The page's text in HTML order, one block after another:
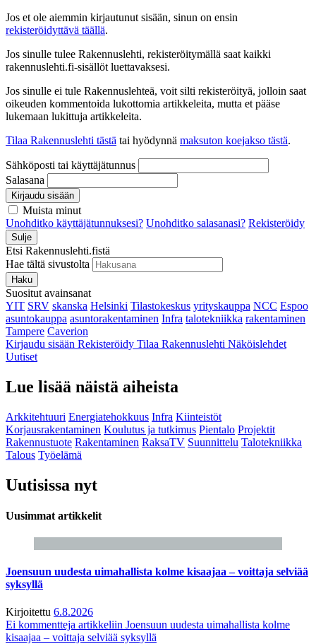
Jos et ole aiemmin kirjautunut sisään, sinun on ensin
rekisteröidyttävä täällä.
Jos sinulle tulee Rakennuslehti, rekisteröitymällä saat kaikki
rakennuslehti.fi-sisällöt luettavaksesi.
Jos sinulle ei tule Rakennuslehteä, voit silti rekisteröityä, jolloin saat
oikeuden kommentoida lukottomia artikkeleita, mutta et pääse
lukemaan lukittuja artikkeleita.
Tilaa Rakennuslehti tästä tai hyödynnä maksuton koejakso tästä.
Sähköposti tai käyttäjätunnus
Salasana
Kirjaudu sisään
Muista minut
Unohditko käyttäjätunnuksesi? Unohditko salasanasi? Rekisteröidy
Sulje
Etsi Rakennuslehti.fistä
Hae tältä sivustolta
Haku
Suositut avainsanat
YIT SRV skanska Helsinki Tilastokeskus yrityskauppa NCC Espoo
asuntokauppa asuntorakentaminen Infra talotekniikka rakentaminen
Tampere Caverion
Kirjaudu sisään Rekisteröidy Tilaa Rakennuslehti Näköislehdet
Uutiset
Lue lisää näistä aiheista
Arkkitehtuuri Energiatehokkuus Infra Kiinteistöt
Korjausrakentaminen Koulutus ja tutkimus Pientalo Projektit
Rakennustuote Rakentaminen RaksaTV Suunnittelu Talotekniikka
Talous Työelämä
Uutisissa nyt
Uusimmat artikkelit
Joensuun uudesta uimahallista kolme kisaajaa – voittaja selviää
syksyllä
Kirjoitettu 6.8.2026
Ei kommentteja artikkeliin Joensuun uudesta uimahallista kolme
kisaajaa – voittaja selviää syksyllä